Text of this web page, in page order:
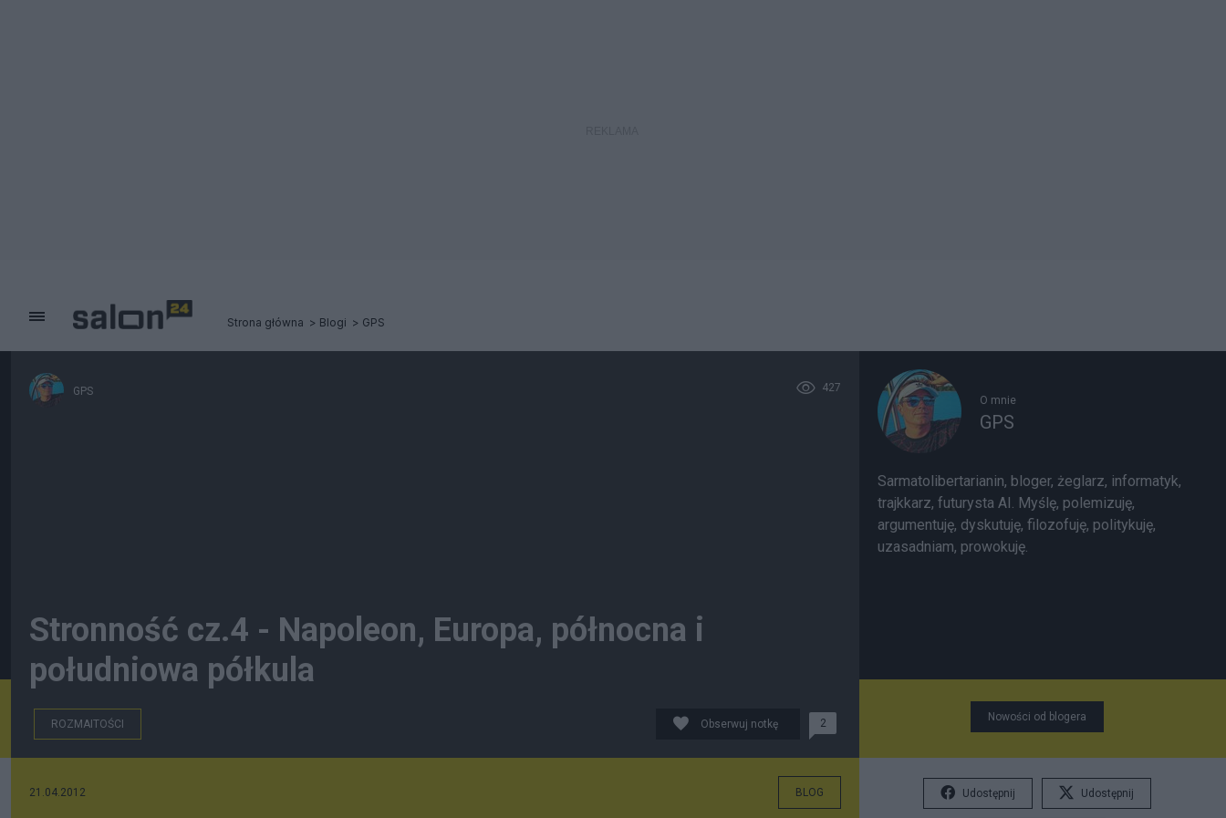
Strona główna Blogi GPS
GPS 427
Stronność cz.4 - Napoleon, Europa, północna i
południowa półkula
ROZMAITOŚCI Obserwuj notkę 2
21.04.2012 BLOG
O mnie
GPS
Sarmatolibertarianin, bloger, żeglarz, informatyk,
trajkkarz, futurysta AI. Myślę, polemizuję,
argumentuję, dyskutuję, filozofuję, politykuję,
uzasadniam, prowokuję.
Nowości od blogera
Udostępnij Udostępnij